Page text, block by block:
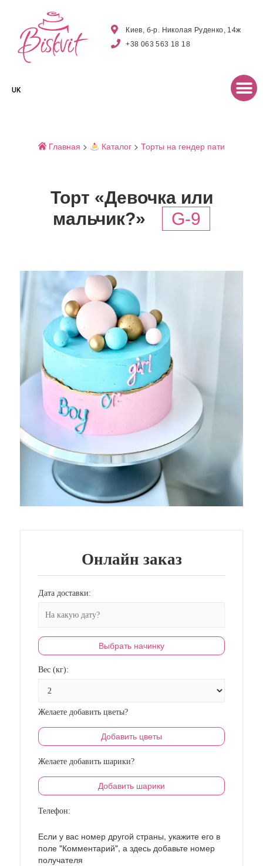
Киев, б-р. Николая Руденко, 14ж
+38 063 563 18 18
UK
Главная > Каталог> Торты на гендер пати
Торт «Девочка или
мальчик?»
G-9
Онлайн заказ
Дата доставки:
Выбрать начинку
Вес (кг):
Желаете добавить цветы?
Добавить цветы
Желаете добавить шарики?
Добавить шарики
Телефон:
Если у вас номер другой страны, укажите его в
поле "Комментарий", а здесь добавьте номер
получателя